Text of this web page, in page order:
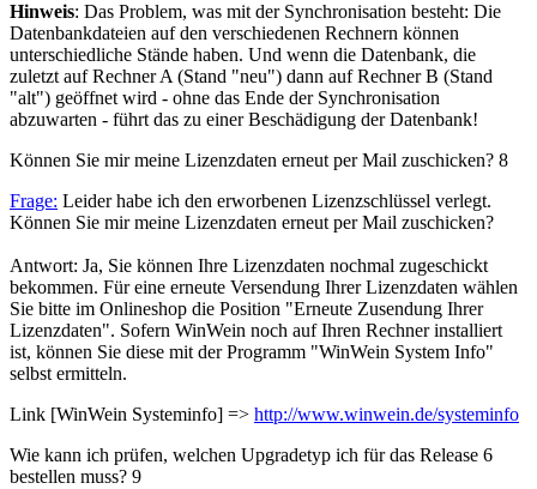
Hinweis: Das Problem, was mit der Synchronisation besteht: Die
Datenbankdateien auf den verschiedenen Rechnern können
unterschiedliche Stände haben. Und wenn die Datenbank, die
zuletzt auf Rechner A (Stand "neu") dann auf Rechner B (Stand
"alt") geöffnet wird - ohne das Ende der Synchronisation
abzuwarten - führt das zu einer Beschädigung der Datenbank!
Können Sie mir meine Lizenzdaten erneut per Mail zuschicken? 8
Frage: Leider habe ich den erworbenen Lizenzschlüssel verlegt.
Können Sie mir meine Lizenzdaten erneut per Mail zuschicken?
Antwort: Ja, Sie können Ihre Lizenzdaten nochmal zugeschickt
bekommen. Für eine erneute Versendung Ihrer Lizenzdaten wählen
Sie bitte im Onlineshop die Position "Erneute Zusendung Ihrer
Lizenzdaten". Sofern WinWein noch auf Ihren Rechner installiert
ist, können Sie diese mit der Programm "WinWein System Info"
selbst ermitteln.
Link [WinWein Systeminfo] => http://www.winwein.de/systeminfo
Wie kann ich prüfen, welchen Upgradetyp ich für das Release 6
bestellen muss? 9